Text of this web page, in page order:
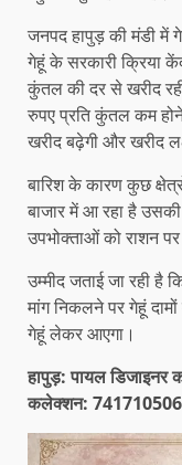
जनपद हापुड़ की मंडी में
गेहूं के सरकारी क्रिया
कुंतल की दर से खरीद
रुपए प्रति कुंतल कम
खरीद बढ़ेगी और खरीद
बारिश के कारण कुछ
बाजार में आ रहा है
उपभोक्ताओं को राशन
उम्मीद जताई जा रही है
मांग निकलने पर गेहूं
गेहूं लेकर आएगा।
हापुड़: पायल
कलेक्शन: